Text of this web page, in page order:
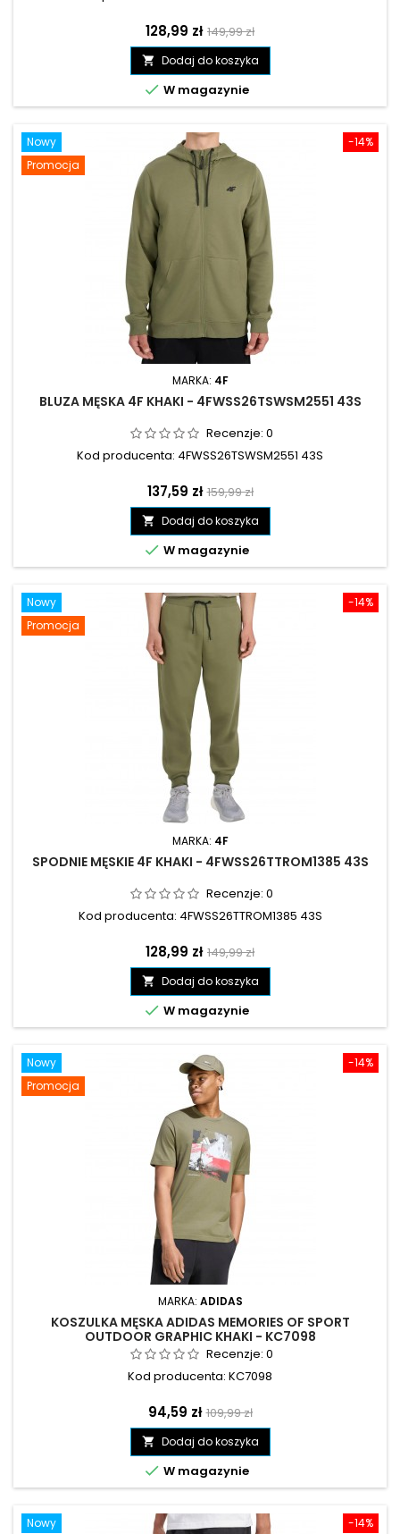
Cena
128,99 zł Cena
podstawowa
149,99 zł
 Dodaj do koszyka
 W magazynie
-14%
Nowy
Promocja
MARKA: 4F
BLUZA MĘSKA 4F KHAKI - 4FWSS26TSWSM2551 43S
Recenzje: 0
Kod producenta: 4FWSS26TSWSM2551 43S
Cena
137,59 zł Cena
podstawowa
159,99 zł
 Dodaj do koszyka
 W magazynie
-14%
Nowy
Promocja
MARKA: 4F
SPODNIE MĘSKIE 4F KHAKI - 4FWSS26TTROM1385 43S
Recenzje: 0
Kod producenta: 4FWSS26TTROM1385 43S
Cena
128,99 zł Cena
podstawowa
149,99 zł
 Dodaj do koszyka
 W magazynie
-14%
Nowy
Promocja
MARKA: ADIDAS
KOSZULKA MĘSKA ADIDAS MEMORIES OF SPORT
OUTDOOR GRAPHIC KHAKI - KC7098
Recenzje: 0
Kod producenta: KC7098
Cena
94,59 zł Cena
podstawowa
109,99 zł
 Dodaj do koszyka
 W magazynie
-14%
Nowy